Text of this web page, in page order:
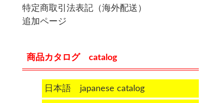
特定商取引法表記（海外配送）
追加ページ
商品カタログ catalog
日本語 japanese catalog